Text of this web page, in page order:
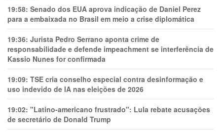
19:58: Senado dos EUA aprova indicação de Daniel Perez
para a embaixada no Brasil em meio a crise diplomática
19:36: Jurista Pedro Serrano aponta crime de
responsabilidade e defende impeachment se interferência de
Kassio Nunes for confirmada
19:09: TSE cria conselho especial contra desinformação e
uso indevido de IA nas eleições de 2026
19:02: "Latino-americano frustrado": Lula rebate acusações
de secretário de Donald Trump